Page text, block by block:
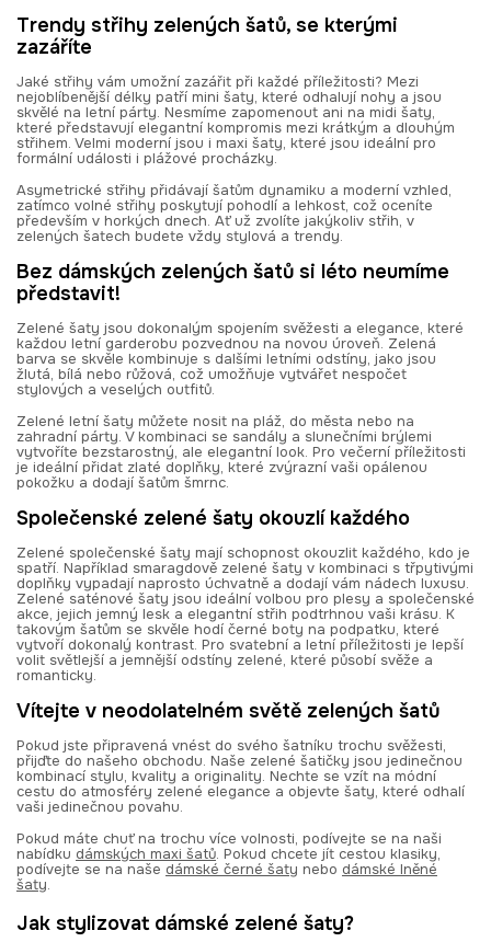
Trendy střihy zelených šatů, se kterými
zazáříte
Jaké střihy vám umožní zazářit při každé příležitosti? Mezi
nejoblíbenější délky patří mini šaty, které odhalují nohy a jsou
skvělé na letní párty. Nesmíme zapomenout ani na midi šaty,
které představují elegantní kompromis mezi krátkým a dlouhým
střihem. Velmi moderní jsou i maxi šaty, které jsou ideální pro
formální události i plážové procházky.
Asymetrické střihy přidávají šatům dynamiku a moderní vzhled,
zatímco volné střihy poskytují pohodlí a lehkost, což oceníte
především v horkých dnech. Ať už zvolíte jakýkoliv střih, v
zelených šatech budete vždy stylová a trendy.
Bez dámských zelených šatů si léto neumíme
představit!
Zelené šaty jsou dokonalým spojením svěžesti a elegance, které
každou letní garderobu pozvednou na novou úroveň. Zelená
barva se skvěle kombinuje s dalšími letními odstíny, jako jsou
žlutá, bílá nebo růžová, což umožňuje vytvářet nespočet
stylových a veselých outfitů.
Zelené letní šaty můžete nosit na pláž, do města nebo na
zahradní párty. V kombinaci se sandály a slunečními brýlemi
vytvoříte bezstarostný, ale elegantní look. Pro večerní příležitosti
je ideální přidat zlaté doplňky, které zvýrazní vaši opálenou
pokožku a dodají šatům šmrnc.
Společenské zelené šaty okouzlí každého
Zelené společenské šaty mají schopnost okouzlit každého, kdo je
spatří. Například smaragdově zelené šaty v kombinaci s třpytivými
doplňky vypadají naprosto úchvatně a dodají vám nádech luxusu.
Zelené saténové šaty jsou ideální volbou pro plesy a společenské
akce, jejich jemný lesk a elegantní střih podtrhnou vaši krásu. K
takovým šatům se skvěle hodí černé boty na podpatku, které
vytvoří dokonalý kontrast. Pro svatební a letní příležitosti je lepší
volit světlejší a jemnější odstíny zelené, které působí svěže a
romanticky.
Vítejte v neodolatelném světě zelených šatů
Pokud jste připravená vnést do svého šatníku trochu svěžesti,
přijďte do našeho obchodu. Naše zelené šatičky jsou jedinečnou
kombinací stylu, kvality a originality. Nechte se vzít na módní
cestu do atmosféry zelené elegance a objevte šaty, které odhalí
vaši jedinečnou povahu.
Pokud máte chuť na trochu více volnosti, podívejte se na naši
nabídku dámských maxi šatů. Pokud chcete jít cestou klasiky,
podívejte se na naše dámské černé šaty nebo dámské lněné
šaty.
Jak stylizovat dámské zelené šaty?